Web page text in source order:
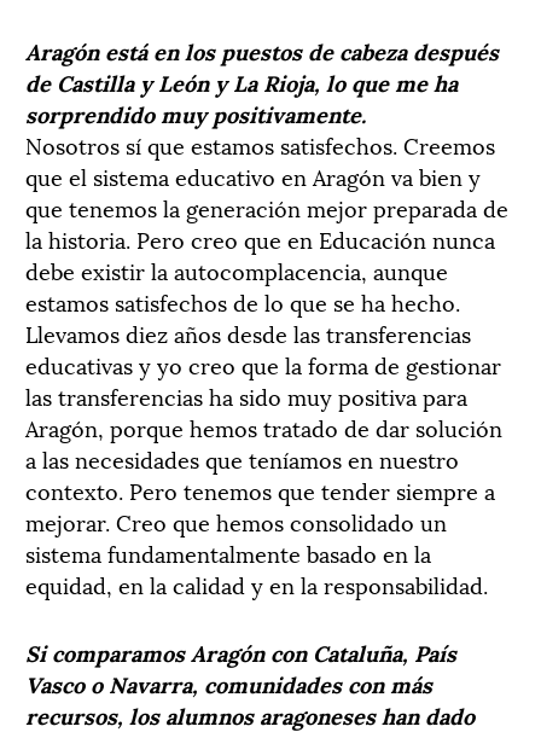
Aragón está en los puestos de cabeza después
de Castilla y León y La Rioja, lo que me ha
sorprendido muy positivamente.
Nosotros sí que estamos satisfechos. Creemos
que el sistema educativo en Aragón va bien y
que tenemos la generación mejor preparada de
la historia. Pero creo que en Educación nunca
debe existir la autocomplacencia, aunque
estamos satisfechos de lo que se ha hecho.
Llevamos diez años desde las transferencias
educativas y yo creo que la forma de gestionar
las transferencias ha sido muy positiva para
Aragón, porque hemos tratado de dar solución
a las necesidades que teníamos en nuestro
contexto. Pero tenemos que tender siempre a
mejorar. Creo que hemos consolidado un
sistema fundamentalmente basado en la
equidad, en la calidad y en la responsabilidad.
Si comparamos Aragón con Cataluña, País
Vasco o Navarra, comunidades con más
recursos, los alumnos aragoneses han dado